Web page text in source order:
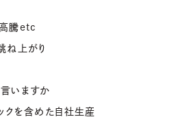
高騰etc
ね上がり
いますか
クを含めた自社生産